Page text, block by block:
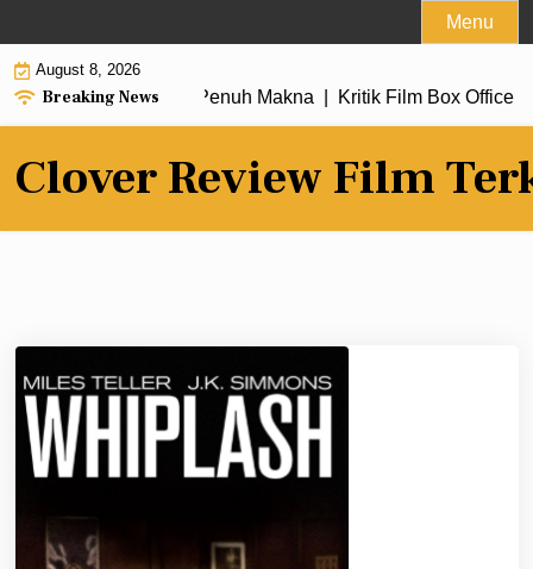
to
content
Menu
August 8, 2026
Breaking News
Alur Cerita Penuh Makna |Kritik Film Box Office
Clover Review Film